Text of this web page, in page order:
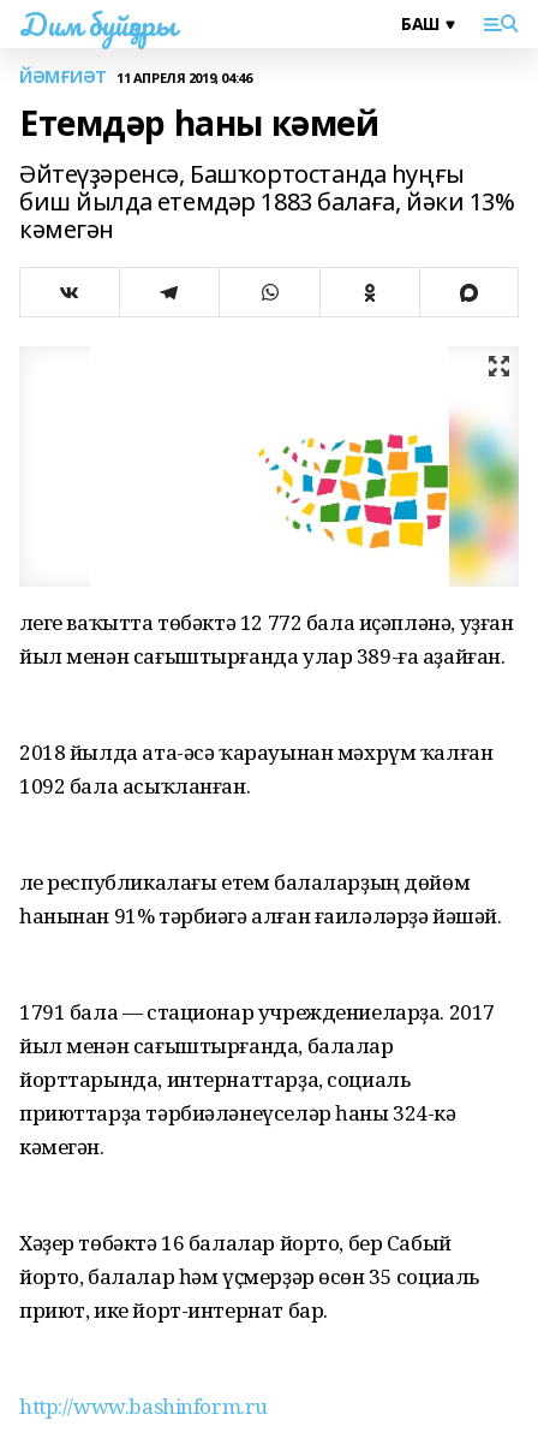
Дим буйҙары
ЙӘМҒИӘТ 11 АПРЕЛЯ 2019, 04:46
Етемдәр һаны кәмей
Әйтеүҙәренсә, Башҡортостанда һуңғы
биш йылда етемдәр 1883 балаға, йәки 13%
кәмегән
Әлеге ваҡытта төбәктә 12 772 бала иҫәпләнә, уҙған
йыл менән сағыштырғанда улар 389-ға аҙайған.
2018 йылда ата-әсә ҡарауынан мәхрүм ҡалған
1092 бала асыҡланған.
Әле республикалағы етем балаларҙың дөйөм
һанынан 91% тәрбиәгә алған ғаиләләрҙә йәшәй.
1791 бала — стационар учреждениеларҙа. 2017
йыл менән сағыштырғанда, балалар
йорттарында, интернаттарҙа, социаль
приюттарҙа тәрбиәләнеүселәр һаны 324-кә
кәмегән.
Хәҙер төбәктә 16 балалар йорто, бер Сабый
йорто, балалар һәм үҫмерҙәр өсөн 35 социаль
приют, ике йорт-интернат бар.
http://www.bashinform.ru